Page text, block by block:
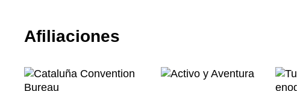
Afiliaciones